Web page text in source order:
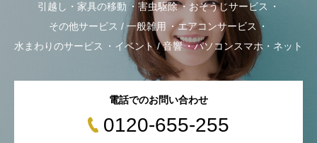
引越し・家具の移動
害虫駆除
おそうじサービス
その他サービス / 一般雑用
エアコンサービス
水まわりのサービス
イベント / 音響 パソコンスマホ・ネット
電話でのお問い合わせ
0120-655-255